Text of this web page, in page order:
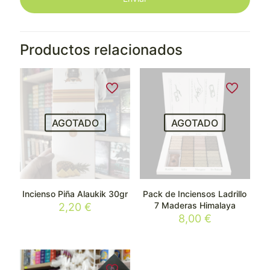
Productos relacionados
AGOTADO
Incienso Piña Alaukik 30gr
2,20€
AGOTADO
Pack de Inciensos Ladrillo
7 Maderas Himalaya
8,00 €